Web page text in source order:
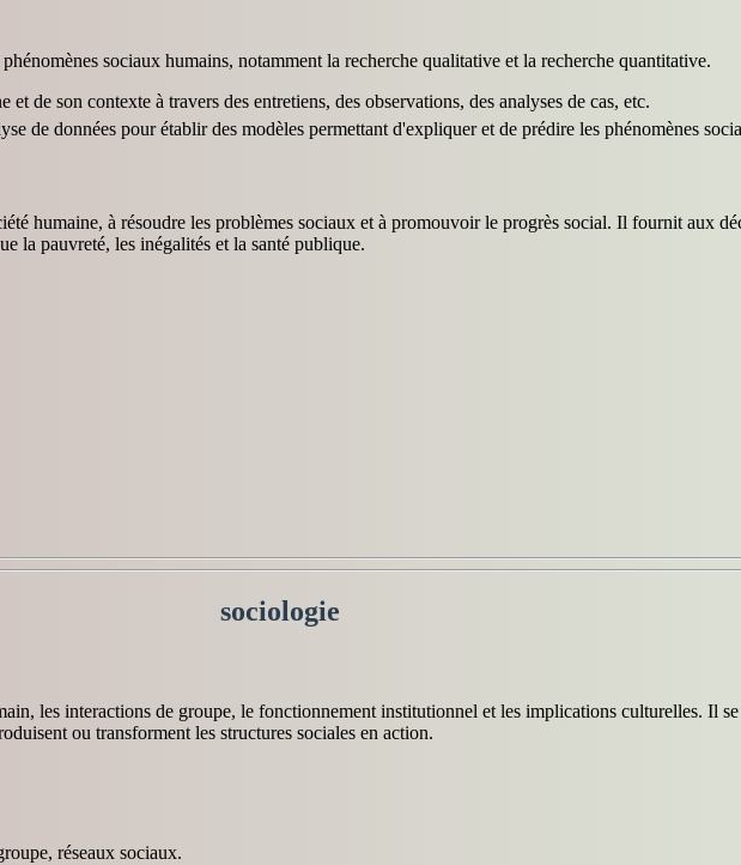
sociaux humains, notamment la recherche qualitative et la recherche quantitative.
de son contexte à travers des entretiens, des observations, des analyses de cas, etc.
de données pour établir des modèles permettant d'expliquer et de prédire les phénomènes
humaine, à résoudre les problèmes sociaux et à promouvoir le progrès social. Il fournit aux
la pauvreté, les inégalités et la santé publique.
sociologie
les interactions de groupe, le fonctionnement institutionnel et les implications culturelles. Il
ou transforment les structures sociales en action.
réseaux sociaux.